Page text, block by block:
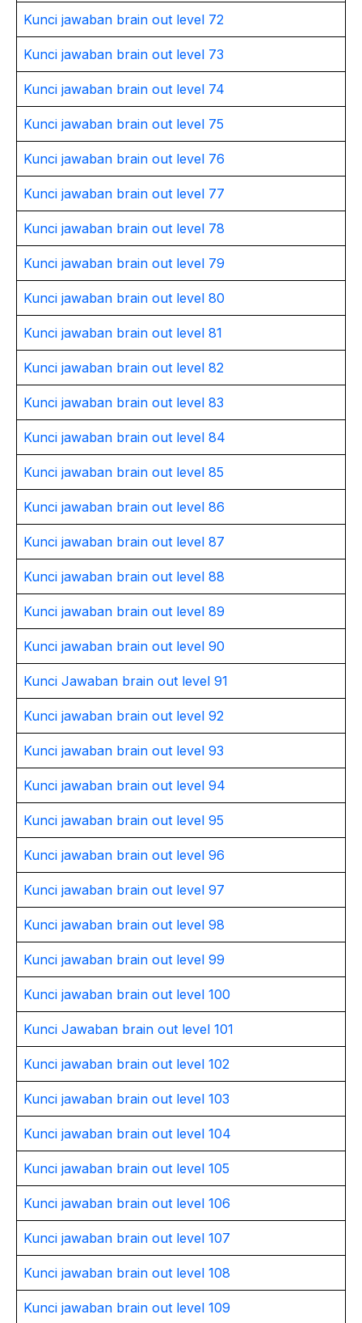
Kunci jawaban brain out level 72
Kunci jawaban brain out level 73
Kunci jawaban brain out level 74
Kunci jawaban brain out level 75
Kunci jawaban brain out level 76
Kunci jawaban brain out level 77
Kunci jawaban brain out level 78
Kunci jawaban brain out level 79
Kunci jawaban brain out level 80
Kunci jawaban brain out level 81
Kunci jawaban brain out level 82
Kunci jawaban brain out level 83
Kunci jawaban brain out level 84
Kunci jawaban brain out level 85
Kunci jawaban brain out level 86
Kunci jawaban brain out level 87
Kunci jawaban brain out level 88
Kunci jawaban brain out level 89
Kunci jawaban brain out level 90
Kunci Jawaban brain out level 91
Kunci jawaban brain out level 92
Kunci jawaban brain out level 93
Kunci jawaban brain out level 94
Kunci jawaban brain out level 95
Kunci jawaban brain out level 96
Kunci jawaban brain out level 97
Kunci jawaban brain out level 98
Kunci jawaban brain out level 99
Kunci jawaban brain out level 100
Kunci Jawaban brain out level 101
Kunci jawaban brain out level 102
Kunci jawaban brain out level 103
Kunci jawaban brain out level 104
Kunci jawaban brain out level 105
Kunci jawaban brain out level 106
Kunci jawaban brain out level 107
Kunci jawaban brain out level 108
Kunci jawaban brain out level 109